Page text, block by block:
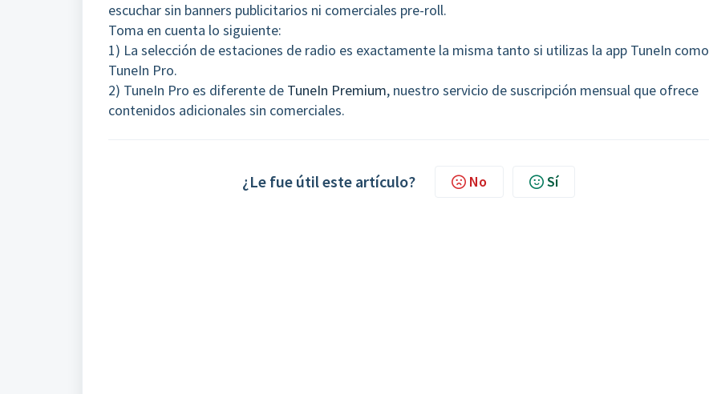
escuchar sin banners publicitarios ni comerciales pre-roll.
Toma en cuenta lo siguiente:
1) La selección de estaciones de radio es exactamente la misma tanto si utilizas la app TuneIn como
TuneIn Pro.
2) TuneIn Pro es diferente de TuneIn Premium, nuestro servicio de suscripción mensual que ofrece
contenidos adicionales sin comerciales.
¿Le fue útil este artículo? No Sí